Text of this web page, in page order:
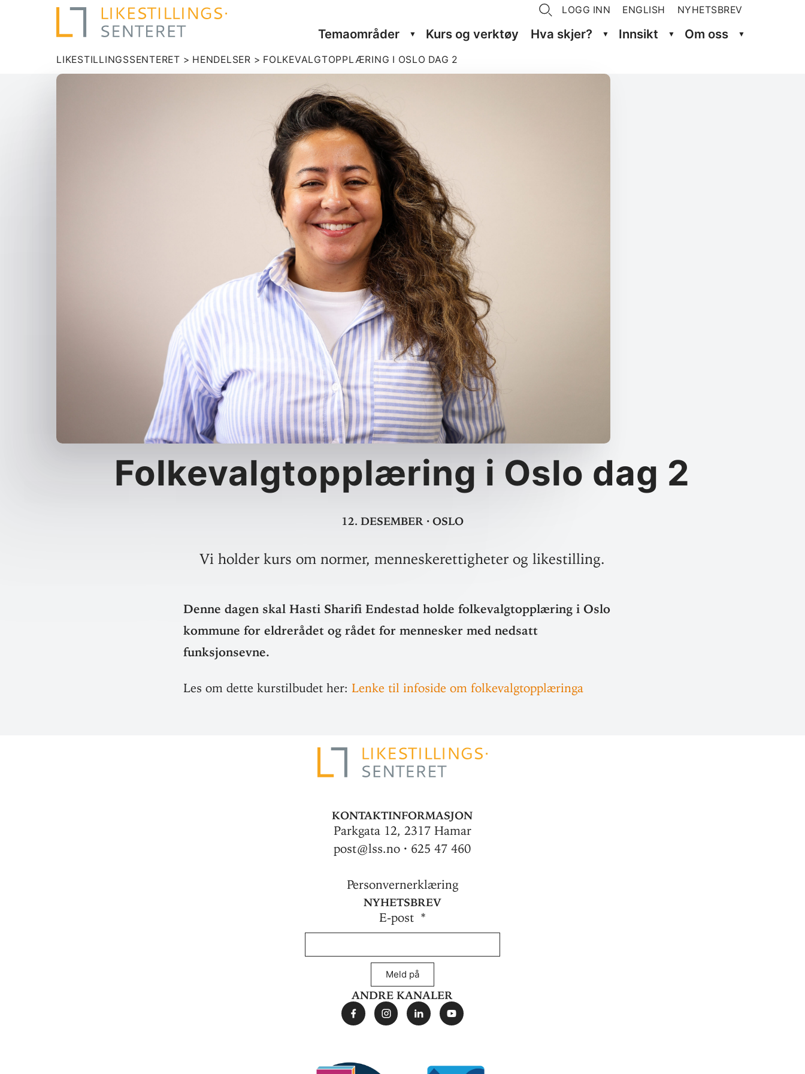
LOGG INN ENGLISH NYHETSBREV
Tema­om­råder Kurs og verktøy Hva skjer? Innsikt Om oss
LIKESTILLINGSSENTERET > HENDELSER > FOLKE­VALGT­OPP­LÆRING I OSLO DAG 2
Folke­valgt­opp­læring i Oslo dag 2
12. desember·Oslo
Vi holder kurs om normer, menneskerettigheter og likestilling.
Denne dagen skal Hasti Sharifi Endestad holde folke­valgt­opp­læring i Oslo
kommune for eldre­rådet og rådet for men­nesker med nedsatt
funksjonsevne.
Les om dette kurs­til­budet her: Lenke til infoside om folkevalgtopplæringa
Kontaktinformasjon
Parkgata 12, 2317 Hamar
post@lss.no · 625 47 460
Personvernerklæring
Nyhetsbrev
E-post
Meld på
Andre kanaler